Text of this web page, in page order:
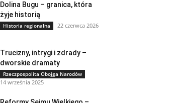
Dolina Bugu – granica, która
żyje historią
Historia regionalna 22 czerwca 2026
Trucizny, intrygi i zdrady –
dworskie dramaty
Rzeczpospolita Obojga Narodów
14 września 2025